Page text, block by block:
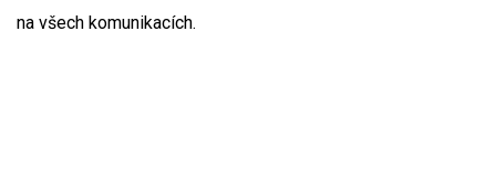
na všech komunikacích.